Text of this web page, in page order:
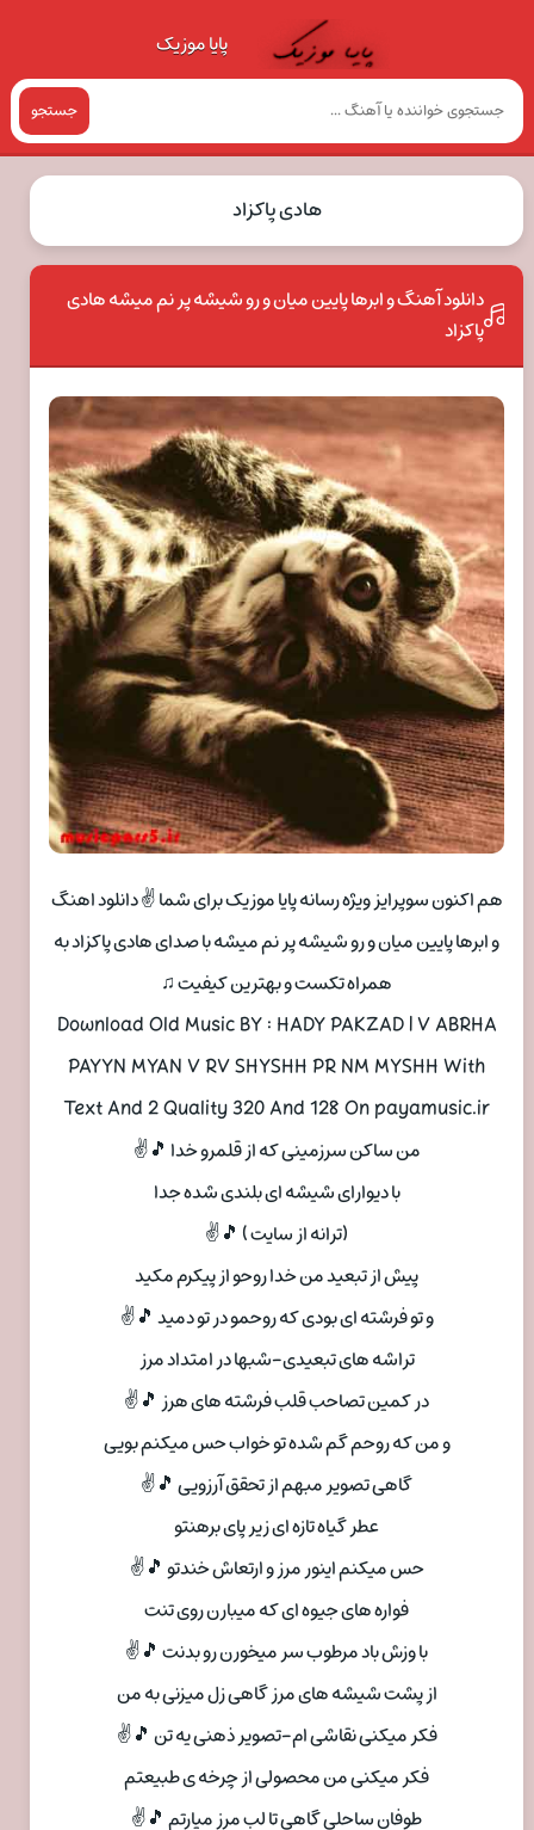
پایا موزیک
جستجو
هادی پاکزاد
دانلود آهنگ و ابرها پایین میان و رو شیشه پر نم میشه هادی
پاکزاد
هم اکنون سوپرایز ویژه رسانه پایا موزیک برای شما ✌ دانلود اهنگ
و ابرها پایین میان و رو شیشه پر نم میشه با صدای هادی پاکزاد به
همراه تکست و بهترین کیفیت ♫
Download Old Music BY : HADY PAKZAD | V ABRHA
PAYYN MYAN V RV SHYSHH PR NM MYSHH With
Text And 2 Quality 320 And 128 On payamusic.ir
من ساکن سرزمینی که از قلمرو خدا 🎵✌
با دیوارای شیشه ای بلندی شده جدا
(ترانه از سایت ) 🎵✌
پیش از تبعید من خدا روحو از پیکرم مکید
و تو فرشته ای بودی که روحمو در تو دمید 🎵✌
تراشه های تبعیدی-شبها در امتداد مرز
در کمین تصاحب قلب فرشته های هرز 🎵✌
و من که روحم گم شده تو خواب حس میکنم بویی
گاهی تصویر مبهم از تحقق آرزویی 🎵✌
عطر گیاه تازه ای زیر پای برهنتو
حس میکنم اینور مرز و ارتعاش خندتو 🎵✌
فواره های جیوه ای که میبارن روی تنت
با وزش باد مرطوب سر میخورن رو بدنت 🎵✌
از پشت شیشه های مرز گاهی زل میزنی به من
فکر میکنی نقاشی ام-تصویر ذهنی یه تن 🎵✌
فکر میکنی من محصولی از چرخه ی طبیعتم
طوفان ساحلی گاهی تا لب مرز میارتم 🎵✌